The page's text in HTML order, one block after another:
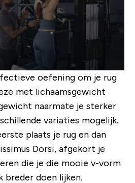
oefening om je rug
met lichaamsgewicht
naarmate je sterker
variaties mogelijk.
plaats je rug en dan
Dorsi, afgekort je
die je die mooie v-vorm
breder doen lijken.